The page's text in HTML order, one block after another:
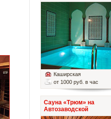
Каширская
от 1000 руб. в час
Сауна «Трюм» на
Автозаводской